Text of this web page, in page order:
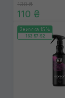
130 ₴
110 ₴
Знижка 15%
163:57:52